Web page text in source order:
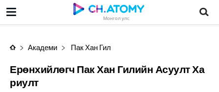
Монгол улс
Ерөнхийлөгч Пак Хан Гилийн Асуулт Хариулт
Академи Пак Хан Гил
Ерөнхийлөгч Пак Хан Гилийн Асуулт Ха
риулт